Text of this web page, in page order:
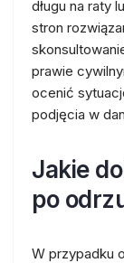
długu na raty
stron
prawie
ocenić
podjęcia w
Jakie
po
W przypadku